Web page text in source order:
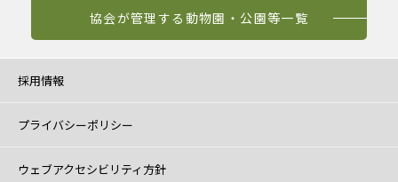
協会が管理する動物園・公園等一覧
採用情報
プライバシーポリシー
ウェブアクセシビリティ方針